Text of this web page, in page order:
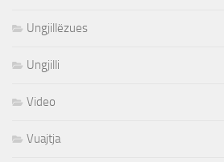
Ungjillëzues
Ungjilli
Video
Vuajtja